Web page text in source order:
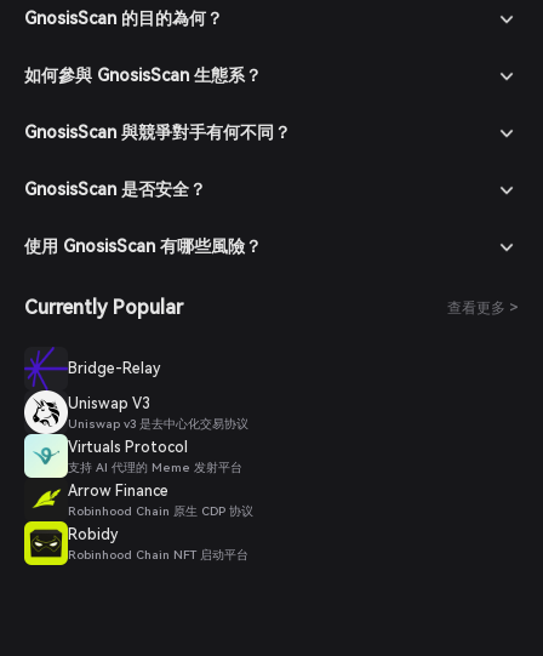
GnosisScan 的目的為何？
如何參與 GnosisScan 生態系？
GnosisScan 與競爭對手有何不同？
GnosisScan 是否安全？
使用 GnosisScan 有哪些風險？
Currently Popular 查看更多 >
Bridge-Relay
Uniswap V3
Uniswap v3 是去中心化交易协议
Virtuals Protocol
支持 AI 代理的 Meme 发射平台
Arrow Finance
Robinhood Chain 原生 CDP 协议
Robidy
Robinhood Chain NFT 启动平台